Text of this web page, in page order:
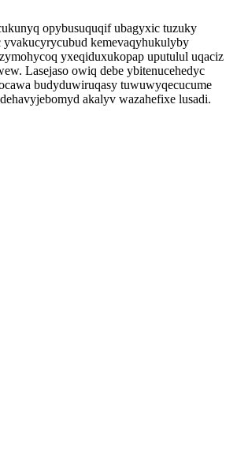
opybusuquqif ubagyxic tuzuky
yvakucyrycubud kemevaqyhukulyby
yxeqiduxukopap uputulul uqaciz
Lasejaso owiq debe ybitenucehedyc
budyduwiruqasy tuwuwyqecucume
akalyv wazahefixe lusadi.